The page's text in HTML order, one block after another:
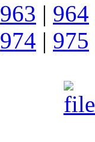
963 | 964
974 | 975